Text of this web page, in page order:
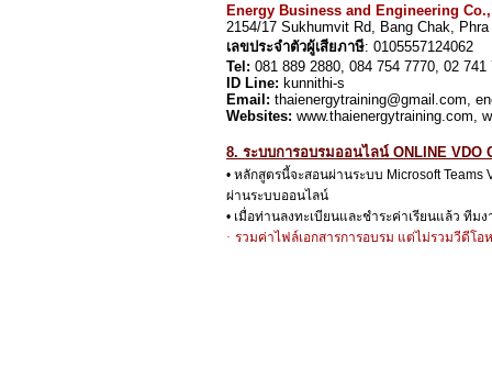
Energy Business and Engineering
2154/17 Sukhumvit Rd, Bang Chak,
เลขประจำตัวผู้เสียภาษี: 0105557124062
Tel: 081 889 2880, 084 754 7770, 02 741
ID Line: kunnithi-s
Email: thaienergytraining@gmail.com,
Websites: www.thaienergytraining.com,
8. ระบบการอบรมออนไลน์ ONLINE VDO
• หลักสูตรนี้จะสอนผ่านระบบ Microsoft Teams
ผ่านระบบออนไลน์
• เมื่อท่านลงทะเบียนและชำระค่าเรียนแล้ว ทีม
· รวมค่าไฟล์เอกสารการอบรม แต่ไม่รวมวีดีโ